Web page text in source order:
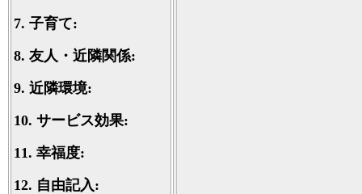
7. 子育て:
8. 友人・近隣関係:
9. 近隣環境:
10. サービス効果:
11. 幸福度:
12. 自由記入: